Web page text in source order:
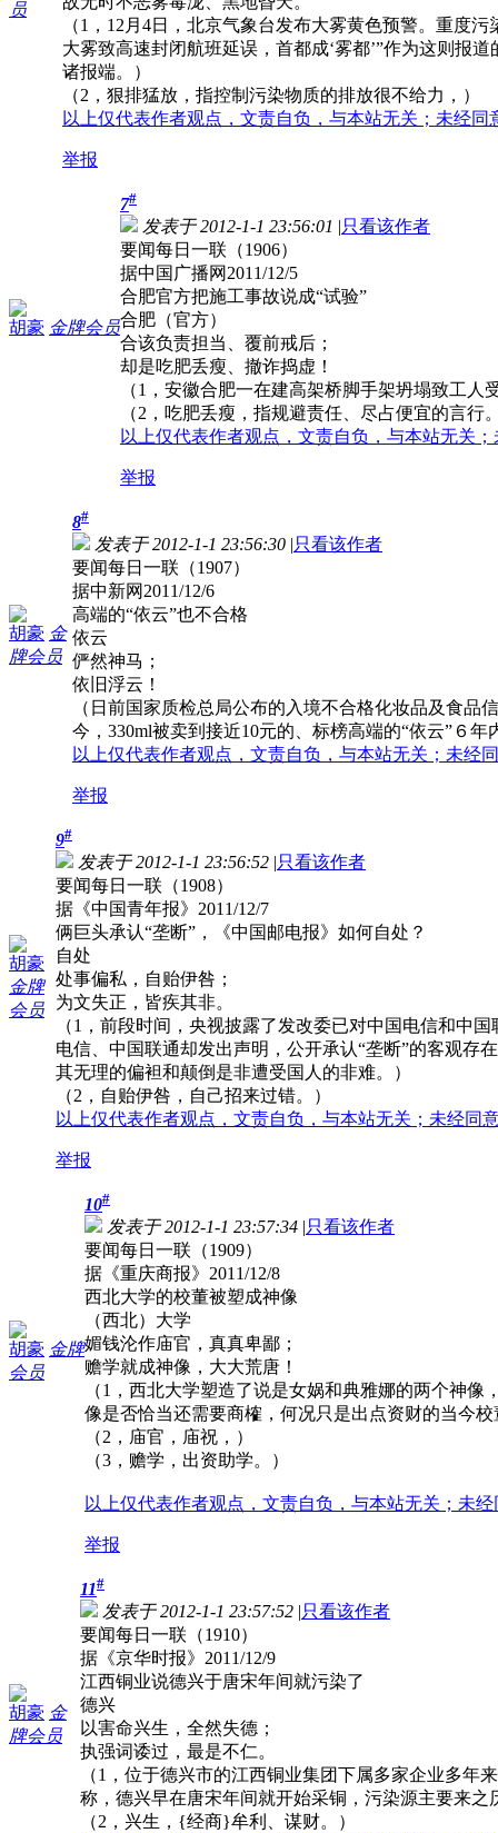
员
（1，12月4日，北京气象台发布大雾黄色预警。重度
大雾致高速封闭航班延误，首都成‘雾都’”作为这则报
诸报端。）
（2，狠排猛放，指控制污染物质的排放很不给力，）
以上仅代表作者观点，文责自负，与本站无关；未经
举报
胡豪 金牌会员
7#
发表于 2012-1-1 23:56:01 |只看该作者
要闻每日一联（1906）
据中国广播网2011/12/5
合肥官方把施工事故说成“试验”
合肥（官方）
合该负责担当、覆前戒后；
却是吃肥丢瘦、撤诈捣虚！
（1，安徽合肥一在建高架桥脚手架坍塌致工
（2，吃肥丢瘦，指规避责任、尽占便宜的言行
以上仅代表作者观点，文责自负，与本站无关
举报
胡豪 金
牌会员
8#
发表于 2012-1-1 23:56:30 |只看该作者
要闻每日一联（1907）
据中新网2011/12/6
高端的“依云”也不合格
依云
俨然神马；
依旧浮云！
（日前国家质检总局公布的入境不合格化妆品及食品
今，330ml被卖到接近10元的、标榜高端的“依云”６
以上仅代表作者观点，文责自负，与本站无关；未经
举报
胡豪
金牌
会员
9#
发表于 2012-1-1 23:56:52 |只看该作者
要闻每日一联（1908）
据《中国青年报》2011/12/7
俩巨头承认“垄断”，《中国邮电报》如何自处？
自处
处事偏私，自贻伊咎；
为文失正，皆疾其非。
（1，前段时间，央视披露了发改委已对中国电信和中
电信、中国联通却发出声明，公开承认“垄断”的客观存
其无理的偏袒和颠倒是非遭受国人的非难。）
（2，自贻伊咎，自己招来过错。）
以上仅代表作者观点，文责自负，与本站无关；未经同
举报
胡豪 金牌
会员
10#
发表于 2012-1-1 23:57:34 |只看该作者
要闻每日一联（1909）
据《重庆商报》2011/12/8
西北大学的校董被塑成神像
（西北）大学
媚钱沦作庙官，真真卑鄙；
赡学就成神像，大大荒唐！
（1，西北大学塑造了说是女娲和典雅娜的两个神
像是否恰当还需要商榷，何况只是出点资财的当今校
（2，庙官，庙祝，）
（3，赡学，出资助学。）
以上仅代表作者观点，文责自负，与本站无关；未
举报
胡豪 金
牌会员
11#
发表于 2012-1-1 23:57:52 |只看该作者
要闻每日一联（1910）
据《京华时报》2011/12/9
江西铜业说德兴于唐宋年间就污染了
德兴
以害命兴生，全然失德；
执强词诿过，最是不仁。
（1，位于德兴市的江西铜业集团下属多家企业多
称，德兴早在唐宋年间就开始采铜，污染源主要来之
（2，兴生，{经商}牟利、谋财。）